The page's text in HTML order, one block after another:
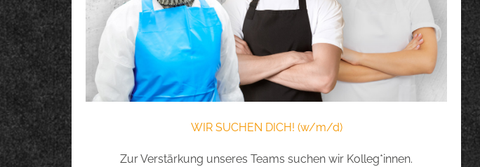
WIR SUCHEN DICH! (w/m/d)
Zur Verstärkung unseres Teams suchen wir Kolleg*innen.